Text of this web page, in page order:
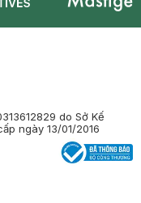
do Sở Kế
ngày 13/01/2016